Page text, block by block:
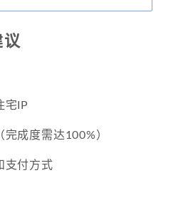
议
宅IP
成度需达100%）
支付方式